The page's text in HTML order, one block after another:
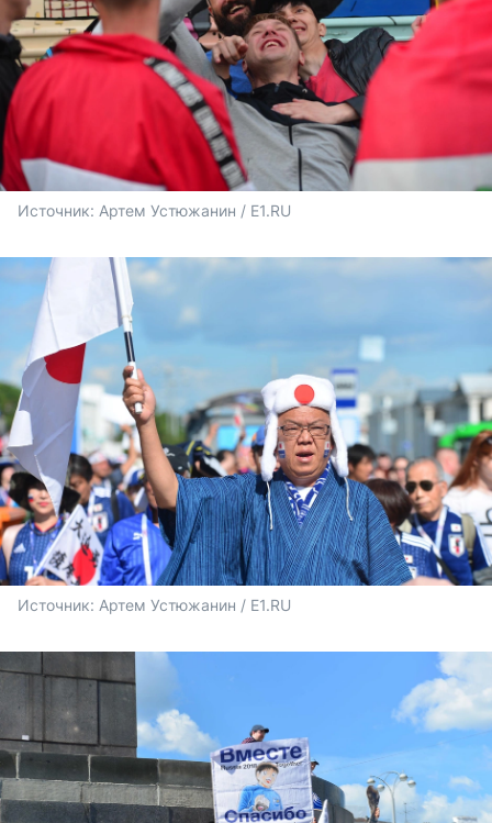
Источник: Артем Устюжанин / E1.RU
Источник: Артем Устюжанин / E1.RU